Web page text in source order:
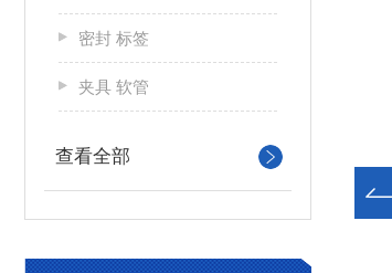
密封 标签
夹具 软管
查看全部